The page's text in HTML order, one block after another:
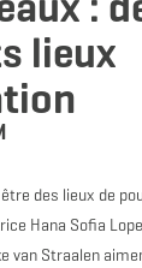
lieux
des lieux de
Hana Sofia
van Straalen